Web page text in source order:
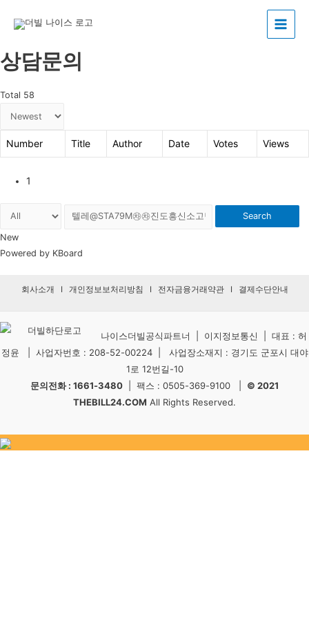
Main
상담문의
Total 58
Number Title Author Date Votes Views
1
Search
New
Powered by KBoard
회사소개 I 개인정보보처리방침 I 전자금융거래약관I 결제수단안내
나이스더빌공식파트너 | 이지정보통신 | 대표 : 허
정윤 | 사업자번호 : 208-52-00224 | 사업장소재지 : 경기도 군포시 대야
1로 12번길-10
문의전화 : 1661-3480 | 팩스 : 0505-369-9100 | © 2021
THEBILL24.COM All Rights Reserved.